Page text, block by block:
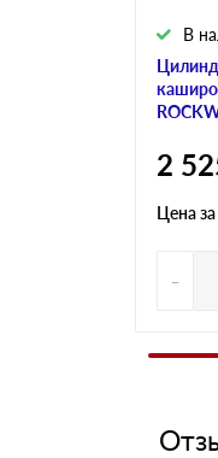
В
2
Цена за
-